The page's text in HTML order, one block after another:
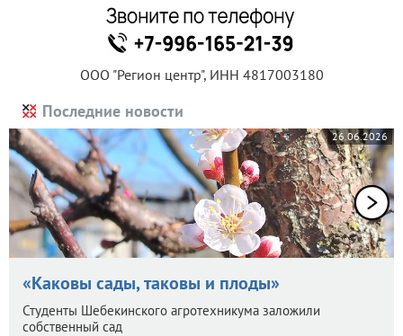
ООО "Регион центр", ИНН 4817003180
Последние новости
26.06.2026
«Каковы сады, таковы и плоды»
Студенты Шебекинского агротехникума заложили
собственный сад